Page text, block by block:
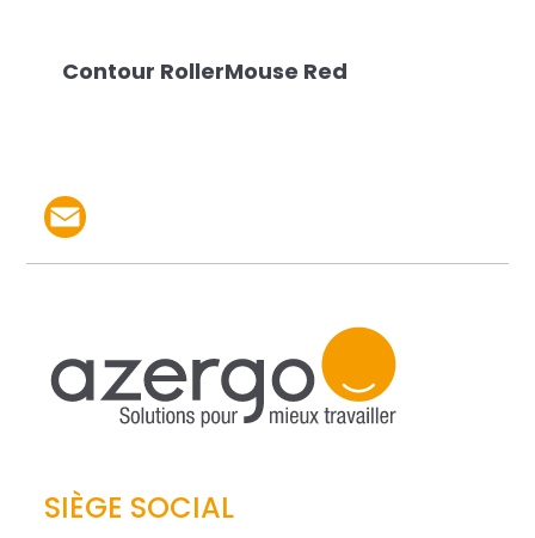
Contour RollerMouse Red
Partager le produit par
SIÈGE SOCIAL